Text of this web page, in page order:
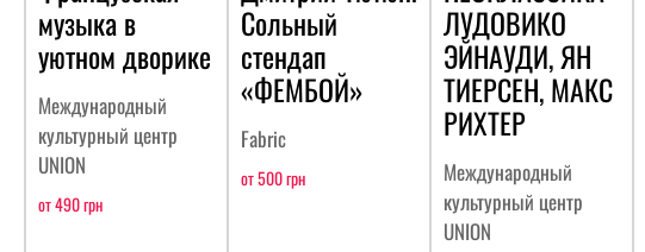
музыка в
уютном дворике
Международный
культурный центр
UNION
от 490 грн
Сольный
стендап
«ФЕМБОЙ»
Fabric
от 500 грн
ЛУДОВИКО
ЭЙНАУДИ, ЯН
ТИЕРСЕН, МАКС
РИХТЕР
Международный
культурный центр
UNION